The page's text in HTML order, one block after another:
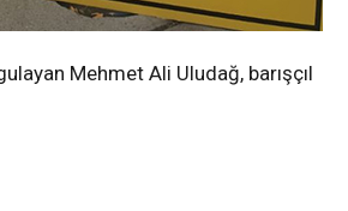
Mehmet Ali Uludağ, barışçıl